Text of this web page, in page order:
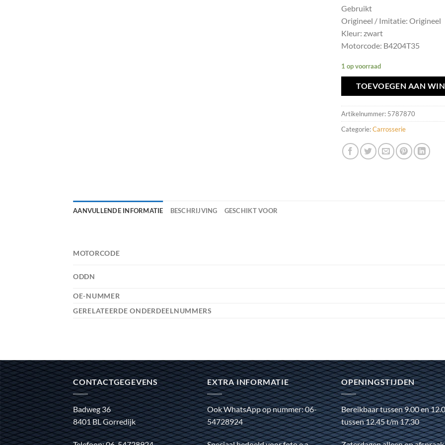
Gebruikt
Origineel / Imitatie: Origineel
Kleur: zwart
Motorcode: B4204T35
1 op voorraad
TOEVOEGEN AAN
Artikelnummer: 5787870
Categorie:Carrosserie
AANVULLENDE INFORMATIE BESCHRIJVING GESCHIKT VOOR
MOTORCODE
ODDN
OE-NUMMER
GERELATEERDE ONDERDEELNUMMERS
CONTACTGEGEVENS
Badweg 36
8401 BL Gorredijk
EXTRA INFORMATIE
Ook WhatsApp op nummer: 06-
54728924
OPENINGSTIJDEN
Bereikbaar tussen 9.00 en
tussen 12.45 t/m 17.30